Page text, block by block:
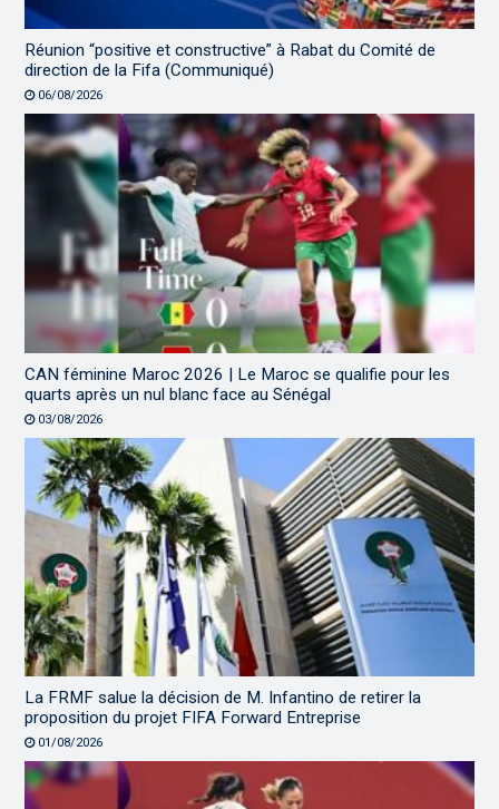
Réunion “positive et constructive” à Rabat du Comité de
direction de la Fifa (Communiqué)
06/08/2026
CAN féminine Maroc 2026 | Le Maroc se qualifie pour les
quarts après un nul blanc face au Sénégal
03/08/2026
La FRMF salue la décision de M. Infantino de retirer la
proposition du projet FIFA Forward Entreprise
01/08/2026